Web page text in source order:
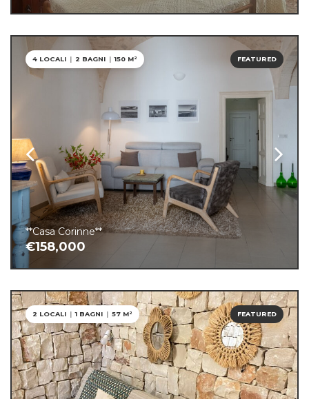
**Casa Corinne**
€158,000
4 LOCALI | 2 BAGNI | 150 M² FEATURED
2 LOCALI | 1 BAGNI | 57 M² FEATURED